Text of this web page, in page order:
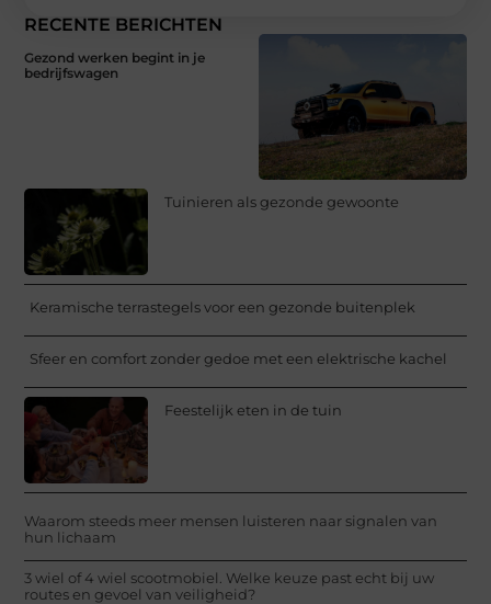
RECENTE BERICHTEN
Gezond werken begint in je
bedrijfswagen
Tuinieren als gezonde gewoonte
Keramische terrastegels voor een gezonde buitenplek
Sfeer en comfort zonder gedoe met een elektrische kachel
Feestelijk eten in de tuin
Waarom steeds meer mensen luisteren naar signalen van
hun lichaam
3 wiel of 4 wiel scootmobiel. Welke keuze past echt bij uw
routes en gevoel van veiligheid?